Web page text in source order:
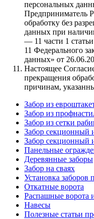
персональных
Предприниматель
обработку без
данных при
— 11 части 1 статьи
11 Федерального
данных» от
Настоящее
прекращения
причинам,
Забор из
Забор из
Забор из сетки
Забор секционный
Забор секционный
Панельные
Деревянные заборы
Забор на сваях
Установка заборов
Откатные ворота
Распашные ворота
Навесы
Полезные статьи